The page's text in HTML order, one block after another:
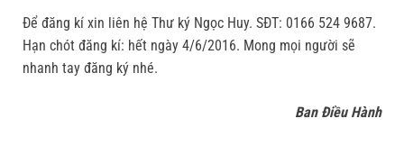
Để đăng kí xin liên hệ Thư ký Ngọc Huy. SĐT: 0166 524 9687.
Hạn chót đăng kí: hết ngày 4/6/2016. Mong mọi người sẽ
nhanh tay đăng ký nhé.
Ban Điều Hành